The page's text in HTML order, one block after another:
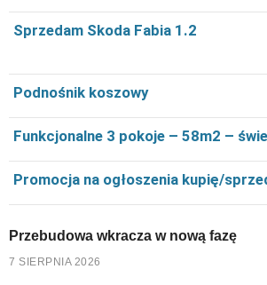
Sprzedam Skoda Fabia 1.2
Podnośnik koszowy
Funkcjonalne 3 pokoje – 58m2 –
Promocja na ogłoszenia kupię/
Przebudowa wkracza w nową fazę
7 SIERPNIA 2026